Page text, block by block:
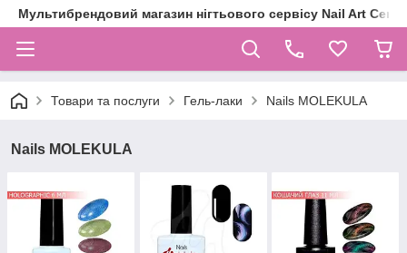
Мультибрендовий магазин нігтьового сервісу Nail Art
Товари та послуги Гель-лаки Nails MOLEKULA
Nails MOLEKULA